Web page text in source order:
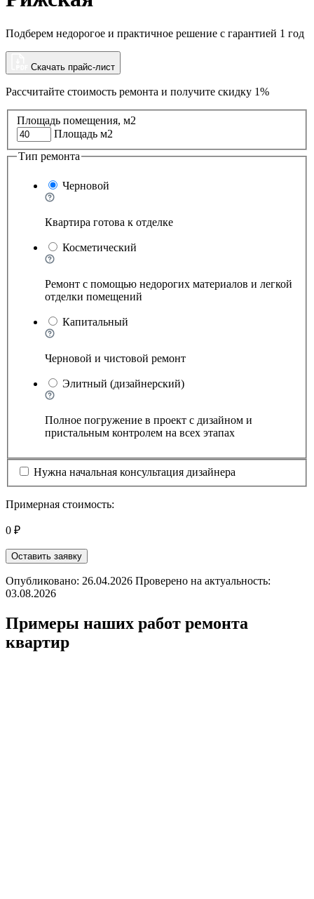
Подберем недорогое и практичное решение с гарантией 1 год
Скачать прайс-лист
Рассчитайте стоимость ремонта и получите скидку 1%
Площадь помещения, м2
Площадь м2
Тип ремонта
Черновой
Квартира готова к отделке
Косметический
Ремонт с помощью недорогих материалов и легкой
отделки помещений
Капитальный
Черновой и чистовой ремонт
Элитный (дизайнерский)
Полное погружение в проект с дизайном и
пристальным контролем на всех этапах
Нужна начальная консультация дизайнера
Примерная стоимость:
0 ₽
Оставить заявку
Опубликовано: 26.04.2026 Проверено на актуальность:
03.08.2026
Примеры наших работ ремонта
квартир